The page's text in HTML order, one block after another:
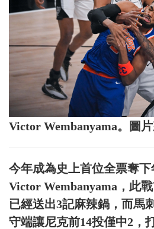
Victor Wembanyama。圖
今年成為史上首位全票奪
Victor Wembanyama，此
已經送出3記麻辣鍋，而馬
守端讓尼克前14投僅中2，